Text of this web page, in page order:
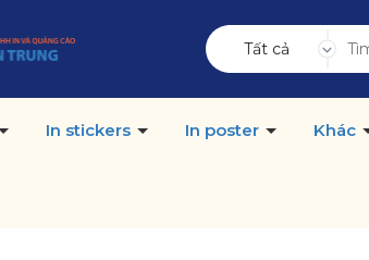
Tất cả
In stickers In poster Khác